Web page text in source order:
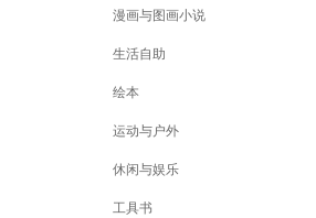
漫画与图画小说
生活自助
绘本
运动与户外
休闲与娱乐
工具书